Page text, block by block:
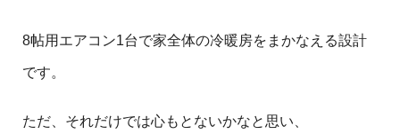
8帖用エアコン1台で家全体の冷暖房をまかなえる設計
です。
ただ、それだけでは心もとないかなと思い、